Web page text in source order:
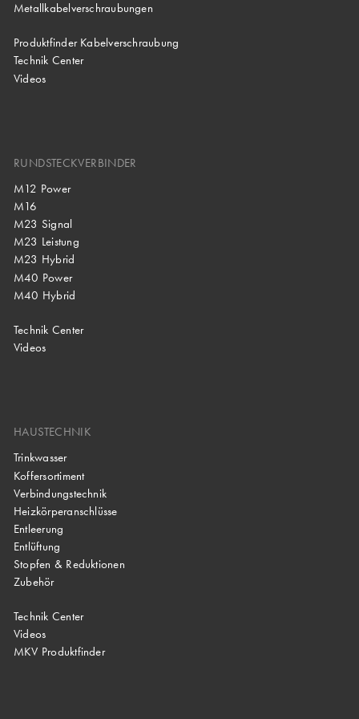
Metallkabelverschraubungen
Produktfinder Kabelverschraubung
Technik Center
Videos
RUNDSTECKVERBINDER
M12 Power
M16
M23 Signal
M23 Leistung
M23 Hybrid
M40 Power
M40 Hybrid
Technik Center
Videos
HAUSTECHNIK
Trinkwasser
Koffersortiment
Verbindungstechnik
Heizkörperanschlüsse
Entleerung
Entlüftung
Stopfen & Reduktionen
Zubehör
Technik Center
Videos
MKV Produktfinder